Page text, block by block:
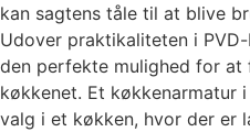
kan sagtens tåle til at blive
Udover praktikaliteten i
den perfekte mulighed for
køkkenet. Et køkkenarmatur
valg i et køkken, hvor der er